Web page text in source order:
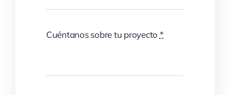
Cuéntanos sobre tu proyecto *